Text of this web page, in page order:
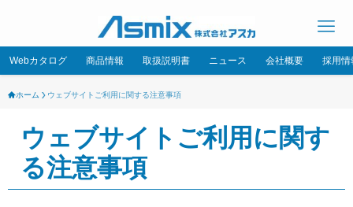
Webカタログ 商品情報 取扱説明書 ニュース 会社概要 採用情
ホーム ウェブサイトご利用に関する注意事項
ウェブサイトご利用に関す
る注意事項